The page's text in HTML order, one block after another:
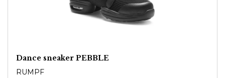
Dance sneaker PEBBLE
RUMPF